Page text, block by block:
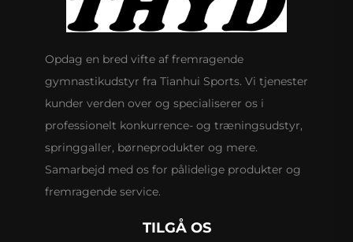
Opdag en bred vifte af fremragende
gymnastikudstyr fra Tianhui Sports. Vi tjenester
kunder verden over og specialiserer os i
professionelt konkurrence- og træningsudstyr,
springgaller, børneprodukter og mere.
Samarbejd med os for pålidelige produkter og
fremragende service.
TILGÅ OS